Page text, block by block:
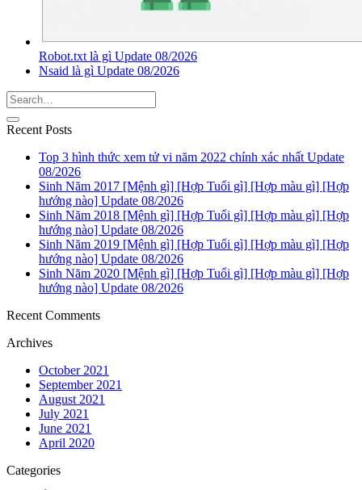
Robot.txt là gì Update 08/2026
Nsaid là gì Update 08/2026
Recent Posts
Top 3 hình thức xem tử vi năm 2022 chính xác nhất Update
08/2026
Sinh Năm 2017 [Mệnh gì] [Hợp Tuổi gì] [Hợp màu gì] [Hợp
hướng nào] Update 08/2026
Sinh Năm 2018 [Mệnh gì] [Hợp Tuổi gì] [Hợp màu gì] [Hợp
hướng nào] Update 08/2026
Sinh Năm 2019 [Mệnh gì] [Hợp Tuổi gì] [Hợp màu gì] [Hợp
hướng nào] Update 08/2026
Sinh Năm 2020 [Mệnh gì] [Hợp Tuổi gì] [Hợp màu gì] [Hợp
hướng nào] Update 08/2026
Recent Comments
Archives
October 2021
September 2021
August 2021
July 2021
June 2021
April 2020
Categories